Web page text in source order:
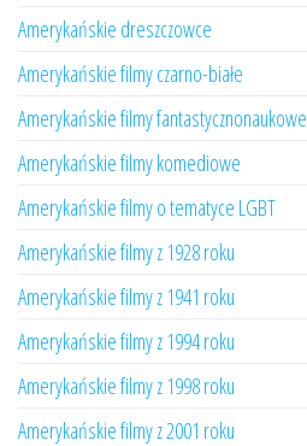
Amerykańskie dreszczowce
Amerykańskie filmy czarno-białe
Amerykańskie filmy fantastycznonaukowe
Amerykańskie filmy komediowe
Amerykańskie filmy o tematyce LGBT
Amerykańskie filmy z 1928 roku
Amerykańskie filmy z 1941 roku
Amerykańskie filmy z 1994 roku
Amerykańskie filmy z 1998 roku
Amerykańskie filmy z 2001 roku